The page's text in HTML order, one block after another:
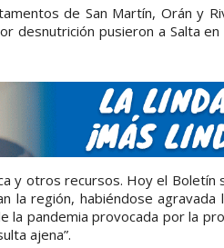
de San Martín, Orán y
desnutrición pusieron a Salta
y otros recursos. Hoy el Boletín
la región, habiéndose agravada
la pandemia provocada por la
ajena”.